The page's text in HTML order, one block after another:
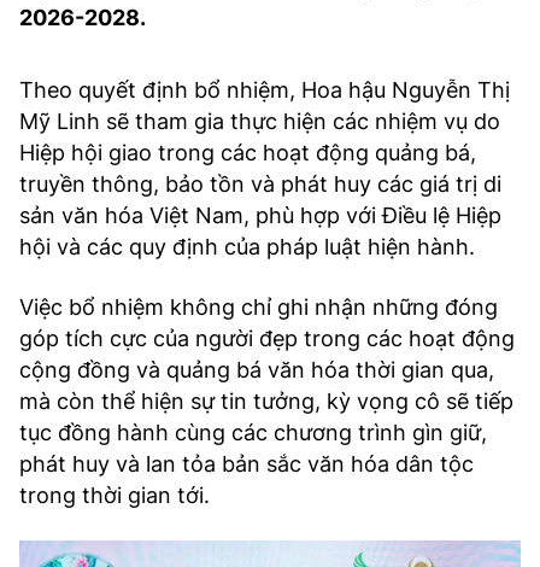
2026-2028.
Theo quyết định bổ nhiệm, Hoa hậu Nguyễn Thị
Mỹ Linh sẽ tham gia thực hiện các nhiệm vụ do
Hiệp hội giao trong các hoạt động quảng bá,
truyền thông, bảo tồn và phát huy các giá trị di
sản văn hóa Việt Nam, phù hợp với Điều lệ Hiệp
hội và các quy định của pháp luật hiện hành.
Việc bổ nhiệm không chỉ ghi nhận những đóng
góp tích cực của người đẹp trong các hoạt động
cộng đồng và quảng bá văn hóa thời gian qua,
mà còn thể hiện sự tin tưởng, kỳ vọng cô sẽ tiếp
tục đồng hành cùng các chương trình gìn giữ,
phát huy và lan tỏa bản sắc văn hóa dân tộc
trong thời gian tới.